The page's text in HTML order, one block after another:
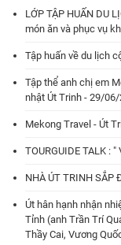
LỚP TẬP HUẤN DU
món ăn và phục vụ
Tập huấn về du lịch
Tập thể anh chị em
nhật Út Trinh - 29/
Mekong Travel - Út
TOURGUIDE TALK :
NHÀ ÚT TRINH SẮP
Út hân hạnh nhận
Tỉnh (anh Trần Trí
Thầy Cai, Vương